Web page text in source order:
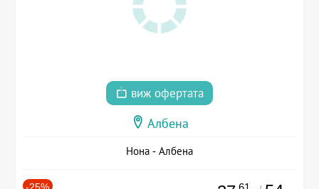
виж офертата
Албена
Нона - Албена